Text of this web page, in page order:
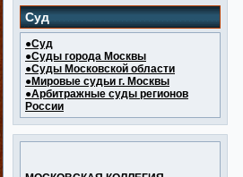
Суд
●Суд
●Суды города Москвы
●Суды Московской области
●Мировые судьи г. Москвы
●Арбитражные суды регионов
России